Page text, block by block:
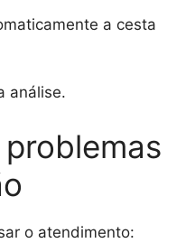
a cesta
análise.
o atendimento: